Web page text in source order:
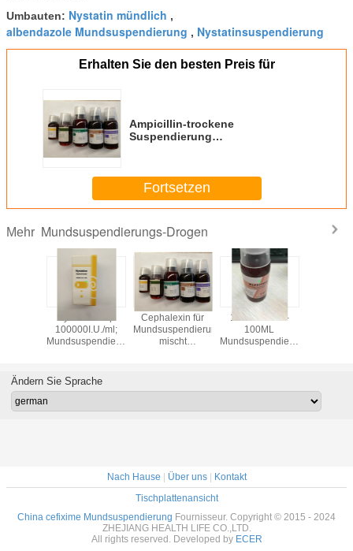
Umbauten: Nystatin mündlich ,
albendazole Mundsuspendierung , Nystatinsuspendierung
Erhalten Sie den besten Preis für
Ampicillin-trockene
Suspendierung
Fortsetzen
Mehr Mundsuspendierungs-Drogen
bei
100000I.U./ml;
Mundsuspendierungs-
30ML
Cephalexin für
Mundsuspendierung
mischt
Drogen bei
100MG-/5ML-
100ML
Mundsuspendierung
Drogen bei
Ändern Sie Sprache
Nach Hause | Über uns| Kontakt
Tischplattenansicht
China cefixime Mundsuspendierung Fournisseur. Copyright © 2015 - 2024
ZHEJIANG HEALTH LIFE CO.,LTD.
All rights reserved. Developed by ECER